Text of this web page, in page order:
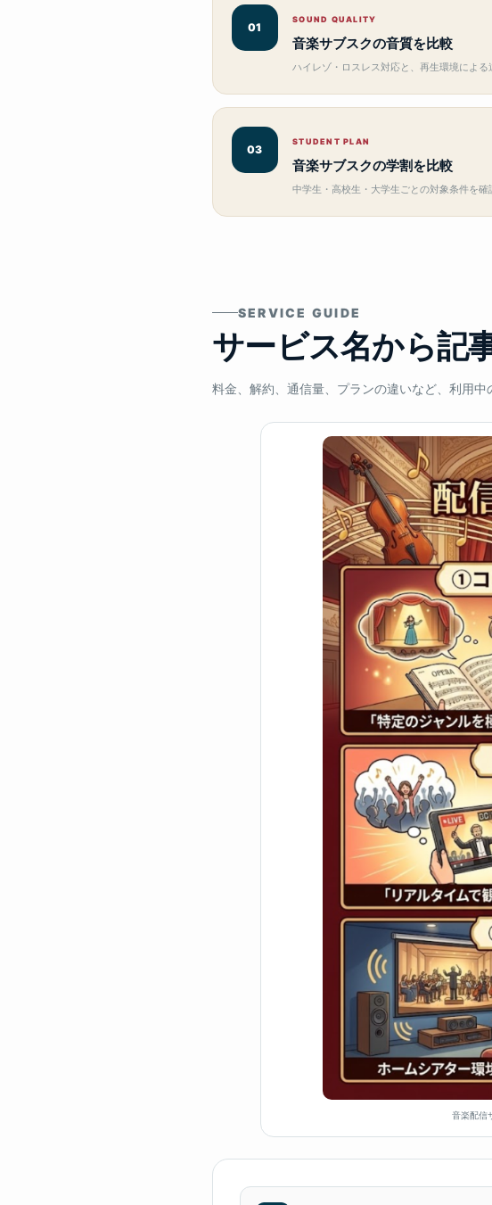
01
SOUND QUALITY
音楽サブスクの音質を比較
ハイレゾ・ロスレス対応と、再生環境による
03
STUDENT PLAN
音楽サブスクの学割を比較
中学生・高校生・大学生ごとの対象条件を確
SERVICE GUIDE
サービス名から記
料金、解約、通信量、プランの違いなど、利用中
音楽配信